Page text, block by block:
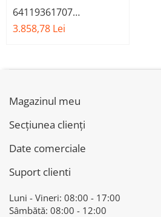
64119361707
EVAPORATOR BMW
3.858,78 Lei
Magazinul meu
Secțiunea clienți
Date comerciale
Suport clienti
Luni - Vineri: 08:00 - 17:00
Sâmbătă: 08:00 - 12:00